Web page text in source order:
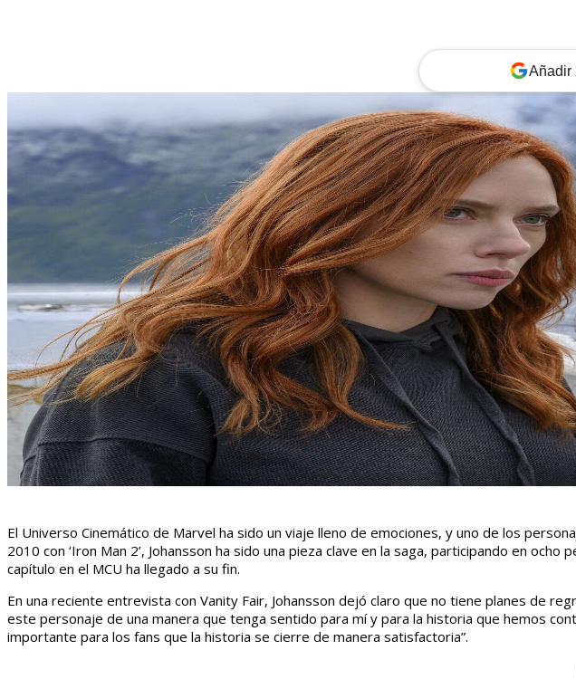
Añadir
El Universo Cinemático de Marvel ha sido un viaje lleno de emociones, y uno de los
2010 con ‘Iron Man 2’, Johansson ha sido una pieza clave en la saga, participando en
capítulo en el MCU ha llegado a su fin.
En una reciente entrevista con Vanity Fair, Johansson dejó claro que no tiene planes de
este personaje de una manera que tenga sentido para mí y para la historia que hemos
importante para los fans que la historia se cierre de manera satisfactoria”.